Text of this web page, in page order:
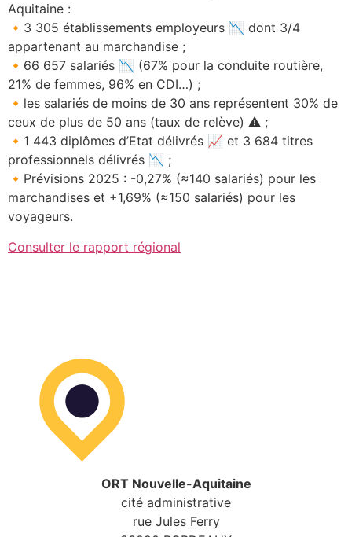
Aquitaine :
🔸3 305 établissements employeurs 📉 dont 3/4
appartenant au marchandise ;
🔸66 657 salariés 📉 (67% pour la conduite routière,
21% de femmes, 96% en CDI…) ;
🔸les salariés de moins de 30 ans représentent 30% de
ceux de plus de 50 ans (taux de relève) ⚠ ;
🔸1 443 diplômes d’Etat délivrés 📈 et 3 684 titres
professionnels délivrés 📉 ;
🔸Prévisions 2025 : -0,27% (≈140 salariés) pour les
marchandises et +1,69% (≈150 salariés) pour les
voyageurs.
Consulter le rapport régional
ORT Nouvelle-Aquitaine
cité administrative
rue Jules Ferry